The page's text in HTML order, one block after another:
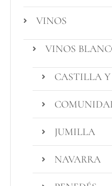
VINOS
VINOS
CASTILLA
JUMILLA
NAVARRA